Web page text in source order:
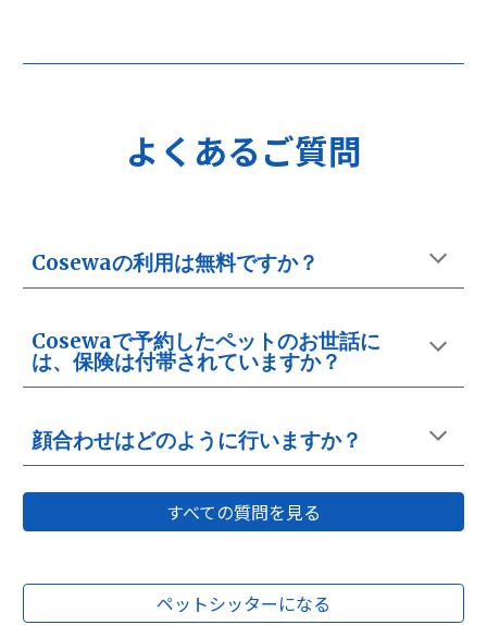
よくあるご質問
Cosewaの利用は無料ですか？
Cosewaで予約したペットのお世話に
は、保険は付帯されていますか？
顔合わせはどのように行いますか？
すべての質問を見る
ペットシッターになる